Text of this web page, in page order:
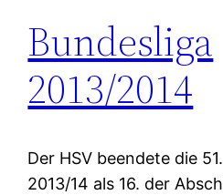
Bundesliga
2013/2014
Der HSV beendete die
2013/14 als 16. der